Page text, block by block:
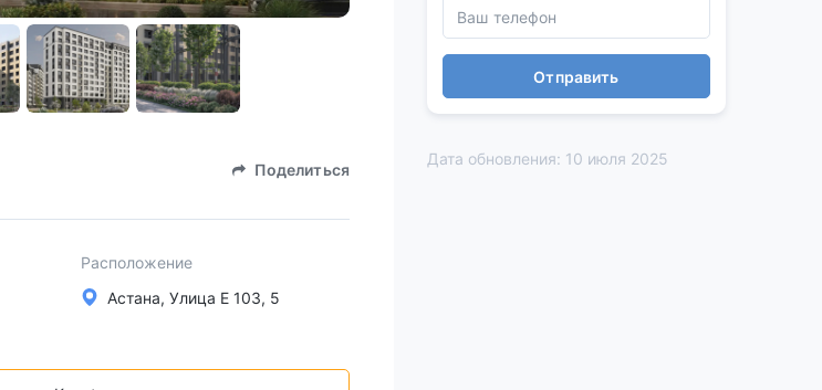
Поделиться
Расположение
Астана, Улица Е 103, 5
Отправить
Дата обновления: 10 июля 2025